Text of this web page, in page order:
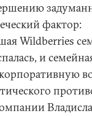
фактор:
Wildberries
и